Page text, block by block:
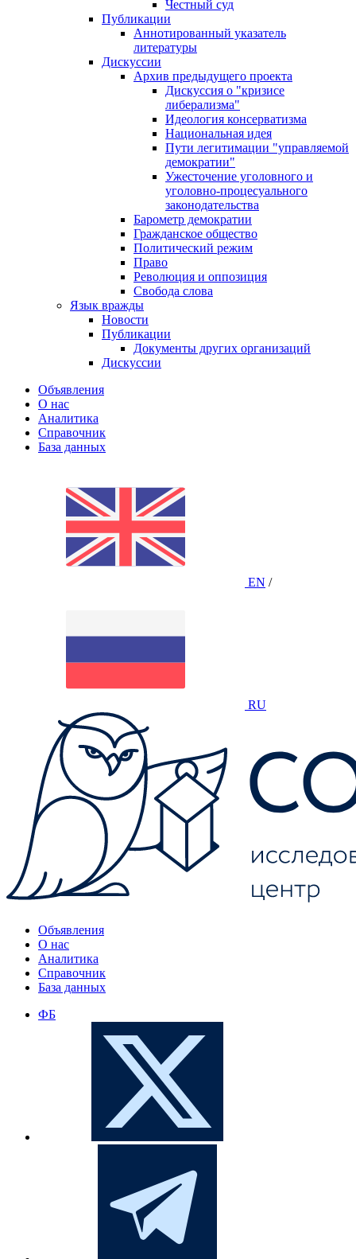
Честный суд
Публикации
Аннотированный указатель
литературы
Дискуссии
Архив предыдущего проекта
Дискуссия о "кризисе
либерализма"
Идеология консерватизма
Национальная идея
Пути легитимации "управляемой
демократии"
Ужесточение уголовного и
уголовно-процесуального
законодательства
Барометр демократии
Гражданское общество
Политический режим
Право
Революция и оппозиция
Свобода слова
Язык вражды
Новости
Публикации
Документы других организаций
Дискуссии
Объявления
О нас
Аналитика
Справочник
База данных
EN /
RU
Объявления
О нас
Аналитика
Справочник
База данных
ФБ